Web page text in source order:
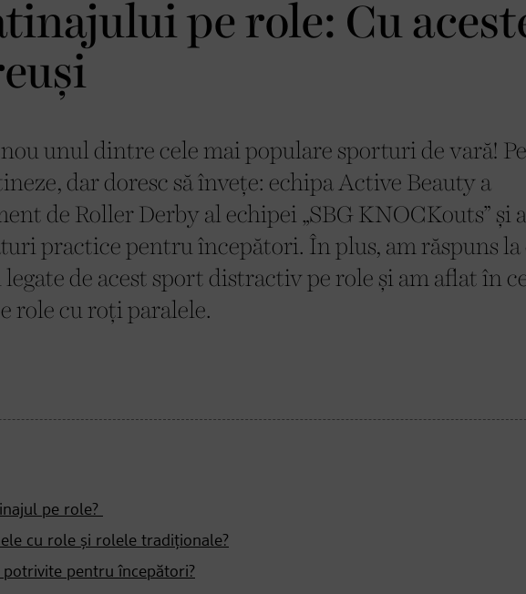
pe role: Cu
unul dintre cele mai populare sporturi de vară!
dar doresc să învețe: echipa Active Beauty a
de Roller Derby al echipei „SBG KNOCKouts” și
practice pentru începători. În plus, am răspuns la
de acest sport distractiv pe role și am aflat în
role cu roți paralele.
pe role?
cu role și rolele tradiționale?
pentru începători?